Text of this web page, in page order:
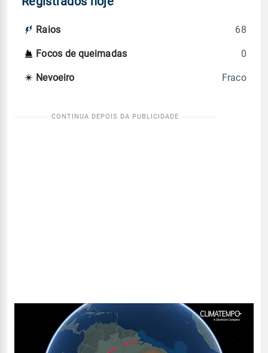
Raios 68
Focos de queimadas 0
Nevoeiro Fraco